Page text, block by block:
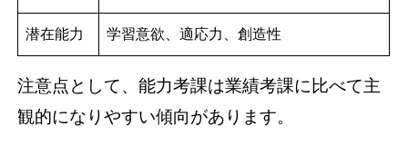
潜在能力 学習意欲、適応力、創造性
注意点として、能力考課は業績考課に比べて主
観的になりやすい傾向があります。